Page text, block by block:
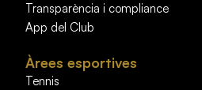
Transparència i compliance
App del Club
Àrees esportives
Tennis